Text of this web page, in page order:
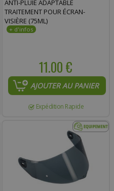
ANTI-PLUIE ADAPTABLE
TRAITEMENT POUR ÉCRAN-
VISIÈRE (75ML)
11.00 €
AJOUTER AU PANIER
Expédition Rapide